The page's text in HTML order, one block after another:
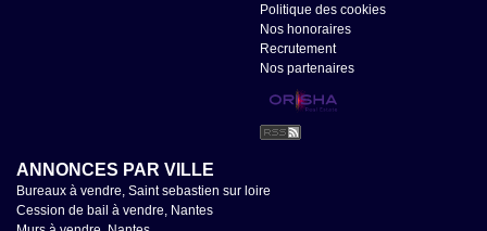
Politique des cookies
Nos honoraires
Recrutement
Nos partenaires
ANNONCES PAR VILLE
Bureaux à vendre, Saint sebastien sur loire
Cession de bail à vendre, Nantes